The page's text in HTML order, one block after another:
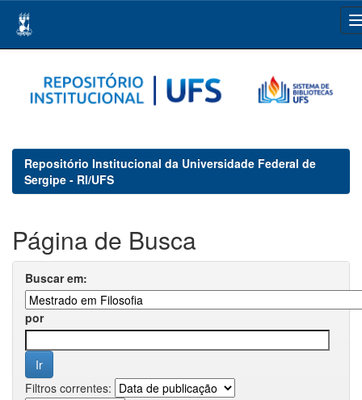
navigation
Repositório Institucional da Universidade Federal de
Sergipe - RI/UFS
Página de Busca
Buscar em:
por
Filtros correntes: